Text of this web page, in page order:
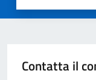
Contatta il